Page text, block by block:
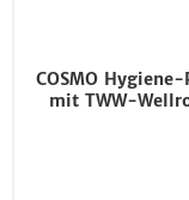
COSMO
mit TWW-